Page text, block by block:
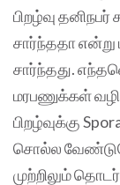
பிறழ்வு
சார்ந்ததா
சார்ந்தது‌.
மரபணுக்கள்
பிறழ்வுக்கு
சொல்ல
முற்றிலும்